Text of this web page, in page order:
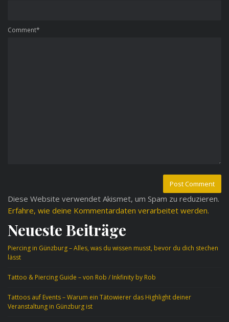
Comment*
Diese Website verwendet Akismet, um Spam zu reduzieren.
Erfahre, wie deine Kommentardaten verarbeitet werden.
Neueste Beiträge
Piercing in Günzburg – Alles, was du wissen musst, bevor du dich stechen
lässt
Tattoo & Piercing Guide – von Rob / Inkfinity by Rob
Tattoos auf Events – Warum ein Tätowierer das Highlight deiner
Veranstaltung in Günzburg ist